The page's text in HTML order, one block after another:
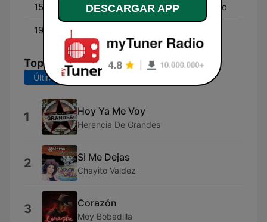
15:00 - 19:00 El Parientito y El Marciano
19:00 - 00:00
Top Canciones
Últimos 7 días
1 Hoy Ya Me Voy
Herencia De Grandes
2 Si Me Dejas
Chayito Valdez
3 Corazón
Moy Bobadilla
DESCARGAR APP